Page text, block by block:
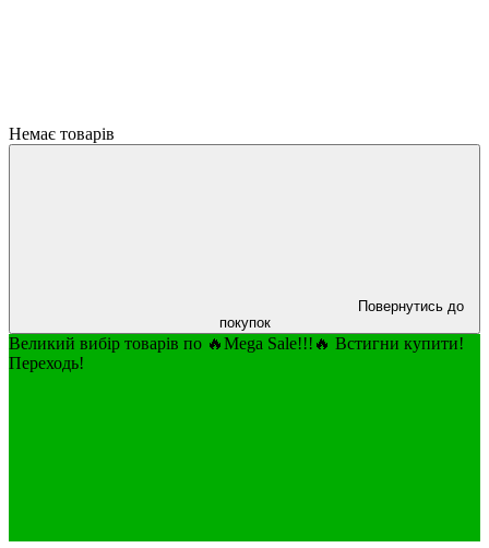
Немає товарів
Повернутись до
покупок
Великий вибір товарів по 🔥Mega Sale!!!🔥 Встигни купити!
Переходь!